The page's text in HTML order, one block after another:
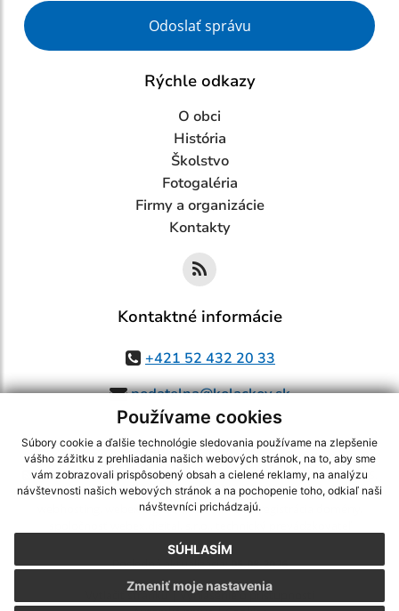
Používame cookies
Súbory cookie a ďalšie technológie sledovania používame na zlepšenie
vášho zážitku z prehliadania našich webových stránok, na to, aby sme
vám zobrazovali prispôsobený obsah a cielené reklamy, na analýzu
návštevnosti našich webových stránok a na pochopenie toho, odkiaľ naši
návštevníci prichádzajú.
SÚHLASÍM
Zmeniť moje nastavenia
Google reCaptcha Response
Odoslať správu
Rýchle odkazy
O obci
História
Školstvo
Fotogaléria
Firmy a organizácie
Kontakty
Kontaktné informácie
+421 52 432 20 33
podatelna@kolackov.sk
využite možnosť získavania aktuálnych informácií s využitím RSS
CMS systém (redakčný) systém ECHELON 2,Mapa stránok,web portál
webex.digital, s.r.o.,domény,registrácia domény
Posledná aktualizácia:05.08.2026
Vytlačiť stránku|Vyhlásenie o prístupnosti